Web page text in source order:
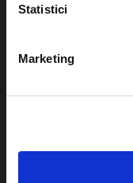
Statistici
Marketing
Concerte si